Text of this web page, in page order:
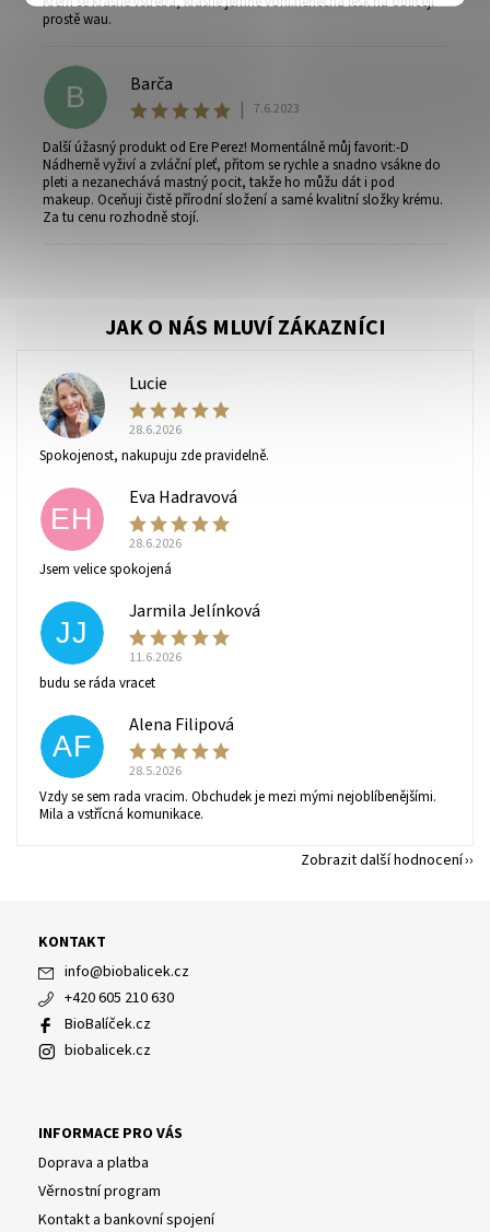
ochrany osobních údajů
prostě wau.
B
Barča
| 7.6.2023
Další úžasný produkt od Ere Perez! Momentálně můj favorit:-D
Nádherně vyživí a zvláční pleť, přitom se rychle a snadno vsákne do
pleti a nezanechává mastný pocit, takže ho můžu dát i pod
makeup. Oceňuji čistě přírodní složení a samé kvalitní složky krému.
Za tu cenu rozhodně stojí.
L
Lucie
28.6.2026
Spokojenost, nakupuju zde pravidelně.
EH
Eva Hadravová
28.6.2026
Jsem velice spokojená
JJ
Jarmila Jelínková
11.6.2026
budu se ráda vracet
AF
Alena Filipová
28.5.2026
Vzdy se sem rada vracim. Obchudek je mezi mými nejoblíbenějšími.
Mila a vstřícná komunikace.
Zobrazit další hodnocení
KONTAKT
info@biobalicek.cz
+420 605 210 630
BioBalíček.cz
biobalicek.cz
INFORMACE PRO VÁS
Doprava a platba
Věrnostní program
Kontakt a bankovní spojení